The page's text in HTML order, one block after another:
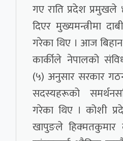
गए राति प्रदेश
दिएर मुख्यमन्त्रीमा
गरेका थिए । आज
कार्कीले नेपालको
(५) अनुसार सरकार
सदस्यहरूको
गरेका थिए । कोशी
खापुङले हिक्मतकुमार